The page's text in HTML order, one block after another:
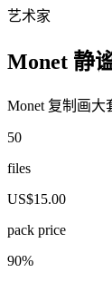
艺术家
Monet 静
Monet 复制画大
50
files
US$15.00
pack price
90%